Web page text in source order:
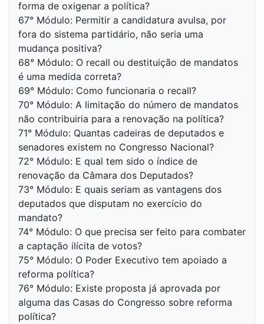
forma de oxigenar a política?
67° Módulo: Permitir a candidatura avulsa, por
fora do sistema partidário, não seria uma
mudança positiva?
68° Módulo: O recall ou destituição de mandatos
é uma medida correta?
69° Módulo: Como funcionaria o recall?
70° Módulo: A limitação do número de mandatos
não contribuiria para a renovação na política?
71° Módulo: Quantas cadeiras de deputados e
senadores existem no Congresso Nacional?
72° Módulo: E qual tem sido o índice de
renovação da Câmara dos Deputados?
73° Módulo: E quais seriam as vantagens dos
deputados que disputam no exercício do
mandato?
74° Módulo: O que precisa ser feito para combater
a captação ilícita de votos?
75° Módulo: O Poder Executivo tem apoiado a
reforma política?
76° Módulo: Existe proposta já aprovada por
alguma das Casas do Congresso sobre reforma
política?